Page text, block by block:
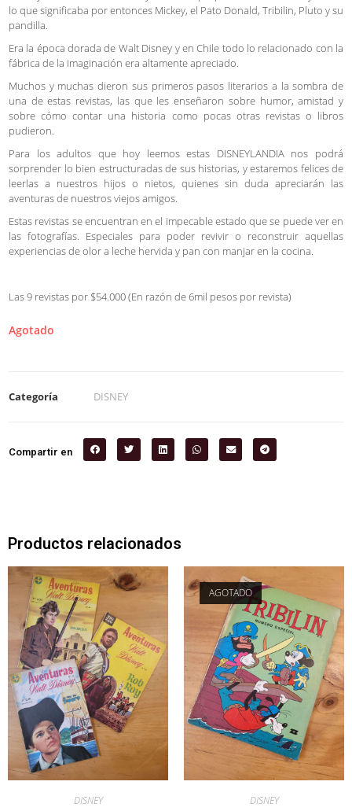
lo que significaba por entonces Mickey, el Pato Donald, Tribilin, Pluto y su
pandilla.
Era la época dorada de Walt Disney y en Chile todo lo relacionado con la
fábrica de la imaginación era altamente apreciado.
Muchos y muchas dieron sus primeros pasos literarios a la sombra de
una de estas revistas, las que les enseñaron sobre humor, amistad y
sobre cómo contar una historia como pocas otras revistas o libros
pudieron.
Para los adultos que hoy leemos estas DISNEYLANDIA nos podrá
sorprender lo bien estructuradas de sus historias, y estaremos felices de
leerlas a nuestros hijos o nietos, quienes sin duda apreciarán las
aventuras de nuestros viejos amigos.
Estas revistas se encuentran en el impecable estado que se puede ver en
las fotografías. Especiales para poder revivir o reconstruir aquellas
experiencias de olor a leche hervida y pan con manjar en la cocina.
Las 9 revistas por $54.000 (En razón de 6mil pesos por revista)
Agotado
Categoría DISNEY
Compartir en
Productos relacionados
DISNEY
AGOTADO
DISNEY